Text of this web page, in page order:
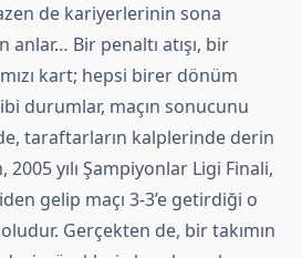
de kariyerlerinin sona
Bir penaltı atışı, bir
kart; hepsi birer dönüm
durumlar, maçın sonucunu
taraftarların kalplerinde derin
2005 yılı Şampiyonlar Ligi Finali,
gelip maçı 3-3’e getirdiği o
Gerçekten de, bir takımın